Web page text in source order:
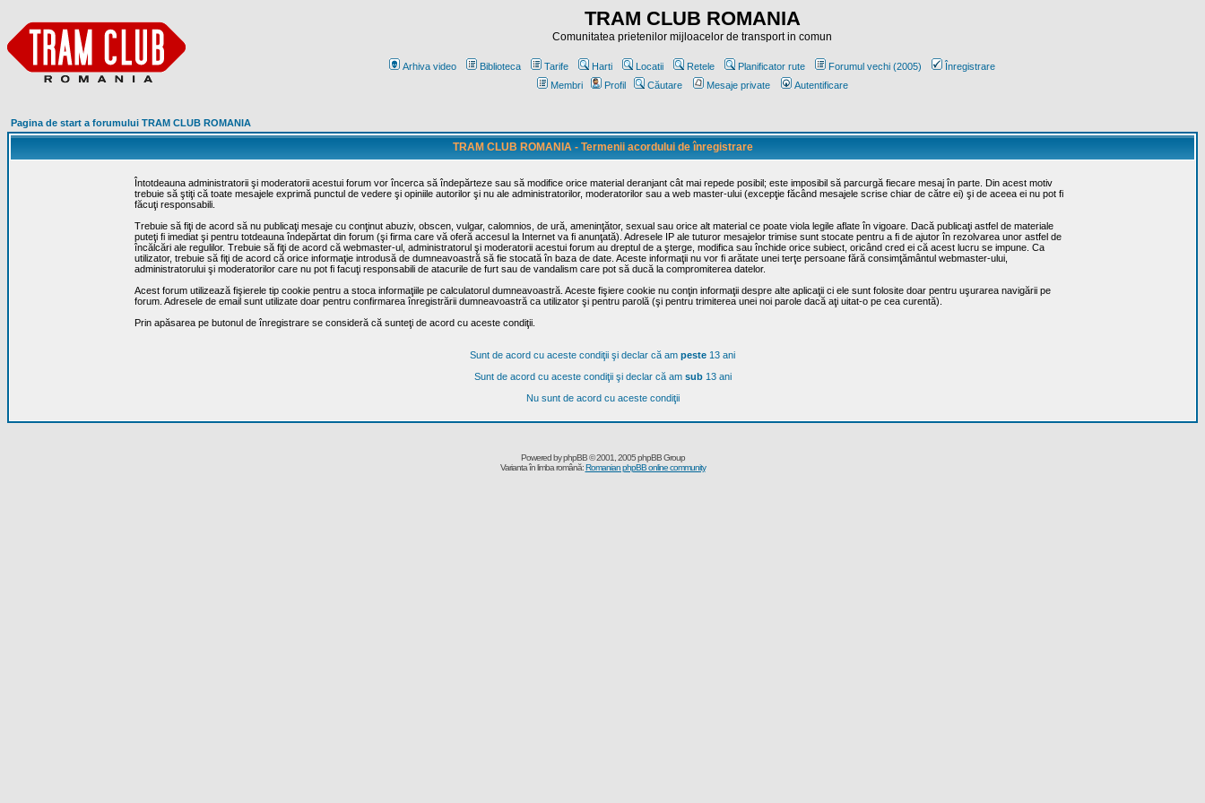
TRAM CLUB ROMANIA
Comunitatea prietenilor mijloacelor de transport in comun
Arhiva video Biblioteca Tarife Harti Locatii Retele Planificator rute Forumul vechi (2005)
Înregistrare
Membri
Profil Căutare Mesaje private Autentificare
Pagina de start a forumului TRAM CLUB ROMANIA
TRAM CLUB ROMANIA - Termenii acordului de înregistrare
Întotdeauna administratorii şi moderatorii acestui forum vor încerca să îndepărteze sau să modifice orice material deranjant cât mai repede posibil; este imposibil să parcurgă fiecare mesaj în parte. Din acest motiv
trebuie să ştiţi că toate mesajele exprimă punctul de vedere şi opiniile autorilor şi nu ale administratorilor, moderatorilor sau a web master-ului (excepţie făcând mesajele scrise chiar de către ei) şi de aceea ei nu pot fi
făcuţi responsabili.
Trebuie să fiţi de acord să nu publicaţi mesaje cu conţinut abuziv, obscen, vulgar, calomnios, de ură, ameninţător, sexual sau orice alt material ce poate viola legile aflate în vigoare. Dacă publicaţi astfel de materiale
puteţi fi imediat şi pentru totdeauna îndepărtat din forum (şi firma care vă oferă accesul la Internet va fi anunţată). Adresele IP ale tuturor mesajelor trimise sunt stocate pentru a fi de ajutor în rezolvarea unor astfel de
încălcări ale regulilor. Trebuie să fiţi de acord că webmaster-ul, administratorul şi moderatorii acestui forum au dreptul de a şterge, modifica sau închide orice subiect, oricând cred ei că acest lucru se impune. Ca
utilizator, trebuie să fiţi de acord că orice informaţie introdusă de dumneavoastră să fie stocată în baza de date. Aceste informaţii nu vor fi arătate unei terţe persoane fără consimţământul webmaster-ului,
administratorului şi moderatorilor care nu pot fi facuţi responsabili de atacurile de furt sau de vandalism care pot să ducă la compromiterea datelor.
Acest forum utilizează fişierele tip cookie pentru a stoca informaţiile pe calculatorul dumneavoastră. Aceste fişiere cookie nu conţin informaţii despre alte aplicaţii ci ele sunt folosite doar pentru uşurarea navigării pe
forum. Adresele de email sunt utilizate doar pentru confirmarea înregistrării dumneavoastră ca utilizator şi pentru parolă (şi pentru trimiterea unei noi parole dacă aţi uitat-o pe cea curentă).
Prin apăsarea pe butonul de înregistrare se consideră că sunteţi de acord cu aceste condiţii.
Sunt de acord cu aceste condiţii şi declar că am peste 13 ani
Sunt de acord cu aceste condiţii şi declar că am sub13 ani
Nu sunt de acord cu aceste condiţii
Powered byphpBB© 2001, 2005 phpBB Group
Varianta în limba română:Romanian phpBB online community